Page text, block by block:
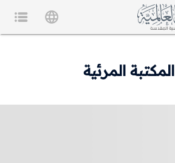
المكتبة المرئية